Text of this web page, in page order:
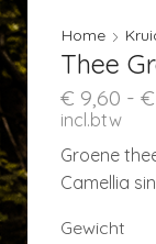
Home
Thee
€ 9,60 - €
incl.btw
Groene
Camellia
Gewicht